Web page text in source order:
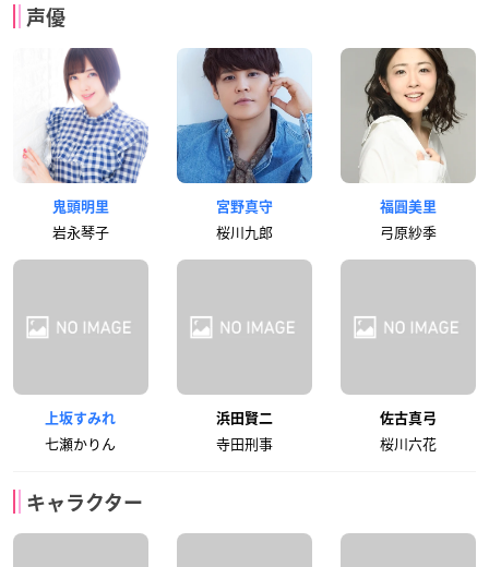
声優
鬼頭明里
岩永琴子
宮野真守
桜川九郎
福圓美里
弓原紗季
上坂すみれ
七瀬かりん
浜田賢二
寺田刑事
佐古真弓
桜川六花
キャラクター